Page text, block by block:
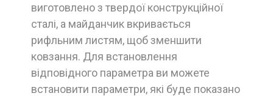
виготовлено з твердої конструкційної
сталі, а майданчик вкривається
рифльним листям, щоб зменшити
ковзання. Для встановлення
відповідного параметра ви можете
встановити параметри, які буде показано